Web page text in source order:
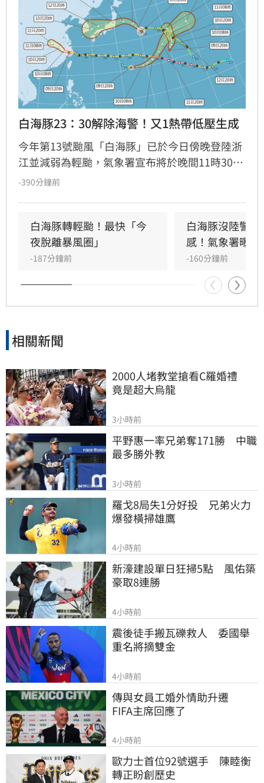
白海豚23：30解除海警！又1熱帶低壓生成
今年第13號颱風「白海豚」已於今日傍晚登陸浙
江並減弱為輕颱，氣象署宣布將於晚間11時30分
解除海警。受颱風影響，中部以北山區連日累積
大雨，北部及東半部則需留意午後雷陣雨。
-390分鐘前
白海豚轉輕颱！最快「今
夜脫離暴風圈」
-187分鐘前
白海豚沒陸警
感！氣象署曝關
-160分鐘前
相關新聞
2000人堵教堂搶看C羅婚禮
竟是超大烏龍
3小時前
平野惠一率兄弟奪171勝　中職
最多勝外教
3小時前
羅戈8局失1分好投　兄弟火力
爆發橫掃雄鷹
4小時前
新濠建設單日狂掃5點　風佑築
豪取8連勝
4小時前
震後徒手搬瓦礫救人　委國舉
重名將摘雙金
4小時前
傳與女員工婚外情助升遷
FIFA主席回應了
4小時前
歐力士首位92號選手　陳睦衡
轉正盼創歷史